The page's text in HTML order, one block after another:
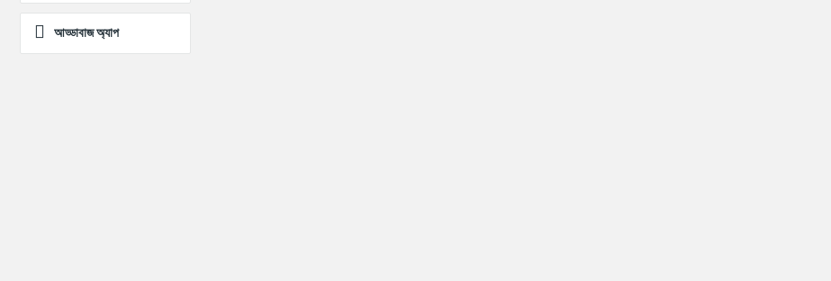
আড্ডাবাজ অ্যাপ